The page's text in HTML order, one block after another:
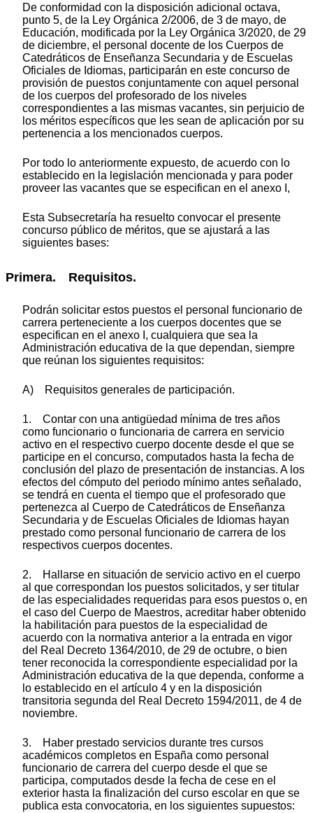
De conformidad con la disposición adicional octava,
punto 5, de la Ley Orgánica 2/2006, de 3 de mayo, de
Educación, modificada por la Ley Orgánica 3/2020, de 29
de diciembre, el personal docente de los Cuerpos de
Catedráticos de Enseñanza Secundaria y de Escuelas
Oficiales de Idiomas, participarán en este concurso de
provisión de puestos conjuntamente con aquel personal
de los cuerpos del profesorado de los niveles
correspondientes a las mismas vacantes, sin perjuicio de
los méritos específicos que les sean de aplicación por su
pertenencia a los mencionados cuerpos.
Por todo lo anteriormente expuesto, de acuerdo con lo
establecido en la legislación mencionada y para poder
proveer las vacantes que se especifican en el anexo I,
Esta Subsecretaría ha resuelto convocar el presente
concurso público de méritos, que se ajustará a las
siguientes bases:
Primera. Requisitos.
Podrán solicitar estos puestos el personal funcionario de
carrera perteneciente a los cuerpos docentes que se
especifican en el anexo I, cualquiera que sea la
Administración educativa de la que dependan, siempre
que reúnan los siguientes requisitos:
A) Requisitos generales de participación.
1. Contar con una antigüedad mínima de tres años
como funcionario o funcionaria de carrera en servicio
activo en el respectivo cuerpo docente desde el que se
participe en el concurso, computados hasta la fecha de
conclusión del plazo de presentación de instancias. A los
efectos del cómputo del periodo mínimo antes señalado,
se tendrá en cuenta el tiempo que el profesorado que
pertenezca al Cuerpo de Catedráticos de Enseñanza
Secundaria y de Escuelas Oficiales de Idiomas hayan
prestado como personal funcionario de carrera de los
respectivos cuerpos docentes.
2. Hallarse en situación de servicio activo en el cuerpo
al que correspondan los puestos solicitados, y ser titular
de las especialidades requeridas para esos puestos o, en
el caso del Cuerpo de Maestros, acreditar haber obtenido
la habilitación para puestos de la especialidad de
acuerdo con la normativa anterior a la entrada en vigor
del Real Decreto 1364/2010, de 29 de octubre, o bien
tener reconocida la correspondiente especialidad por la
Administración educativa de la que dependa, conforme a
lo establecido en el artículo 4 y en la disposición
transitoria segunda del Real Decreto 1594/2011, de 4 de
noviembre.
3. Haber prestado servicios durante tres cursos
académicos completos en España como personal
funcionario de carrera del cuerpo desde el que se
participa, computados desde la fecha de cese en el
exterior hasta la finalización del curso escolar en que se
publica esta convocatoria, en los siguientes supuestos: